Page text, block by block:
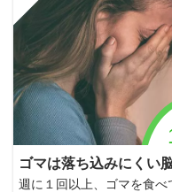
ゴマは落ち込みにくい
週に１回以上、ゴマを食